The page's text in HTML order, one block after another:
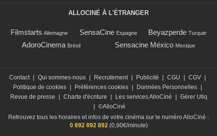
ALLOCINÉ À L'ÉTRANGER
Filmstarts Allemagne SensaCine Espagne Beyazperde Turquie
AdoroCinema Brésil Sensacine México Mexique
Contact Qui sommes-nous Recrutement Publicité CGU CGV
Politique de cookies
Préférences cookies Données Personnelles
Revue de presse
Charte d'écriture Les services AlloCiné
Gérer Utiq
©AlloCiné
Retrouvez tous les horaires et infos de votre cinéma sur le numéro AlloCiné :
0 892 892 892(0,90€/minute)